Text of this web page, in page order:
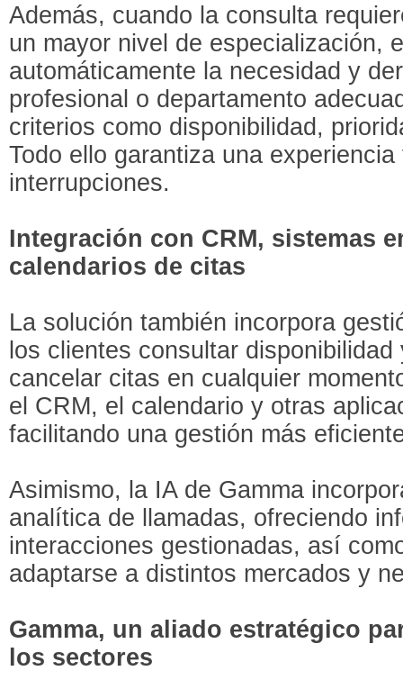
Además, cuando la consulta
un mayor nivel de especialización,
automáticamente la necesidad y
profesional o departamento
criterios como disponibilidad,
Todo ello garantiza una
interrupciones.
Integración con CRM, sistemas
calendarios de citas
La solución también incorpora
los clientes consultar
cancelar citas en cualquier
el CRM, el calendario y otras
facilitando una gestión más
Asimismo, la IA de Gamma
analítica de llamadas, ofreciendo
interacciones gestionadas, así
adaptarse a distintos mercados y
Gamma, un aliado estratégico
los sectores